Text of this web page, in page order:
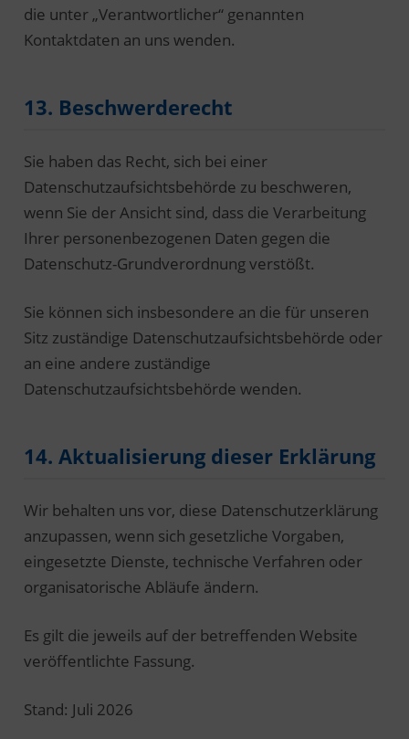
die unter „Verantwortlicher“ genannten
Kontaktdaten an uns wenden.
13. Beschwerderecht
Sie haben das Recht, sich bei einer
Datenschutzaufsichtsbehörde zu beschweren,
wenn Sie der Ansicht sind, dass die Verarbeitung
Ihrer personenbezogenen Daten gegen die
Datenschutz-Grundverordnung verstößt.
Sie können sich insbesondere an die für unseren
Sitz zuständige Datenschutzaufsichtsbehörde oder
an eine andere zuständige
Datenschutzaufsichtsbehörde wenden.
14. Aktualisierung dieser Erklärung
Wir behalten uns vor, diese Datenschutzerklärung
anzupassen, wenn sich gesetzliche Vorgaben,
eingesetzte Dienste, technische Verfahren oder
organisatorische Abläufe ändern.
Es gilt die jeweils auf der betreffenden Website
veröffentlichte Fassung.
Stand: Juli 2026